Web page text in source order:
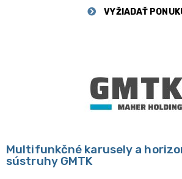
VYŽIADAŤ
Multifunkčné karusely a
sústruhy GMTK